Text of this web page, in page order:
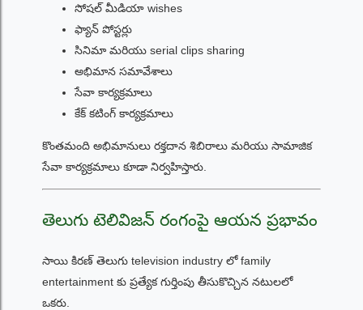
సోషల్ మీడియా wishes
ఫ్యాన్ పోస్టర్లు
సినిమా మరియు serial clips sharing
అభిమాన సమావేశాలు
సేవా కార్యక్రమాలు
కేక్ కటింగ్ కార్యక్రమాలు
కొంతమంది అభిమానులు రక్తదాన శిబిరాలు మరియు సామాజిక
సేవా కార్యక్రమాలు కూడా నిర్వహిస్తారు.
తెలుగు టెలివిజన్ రంగంపై ఆయన ప్రభావం
సాయి కిరణ్ తెలుగు television industry లో family
entertainment కు ప్రత్యేక గుర్తింపు తీసుకొచ్చిన నటులలో
ఒకరు.